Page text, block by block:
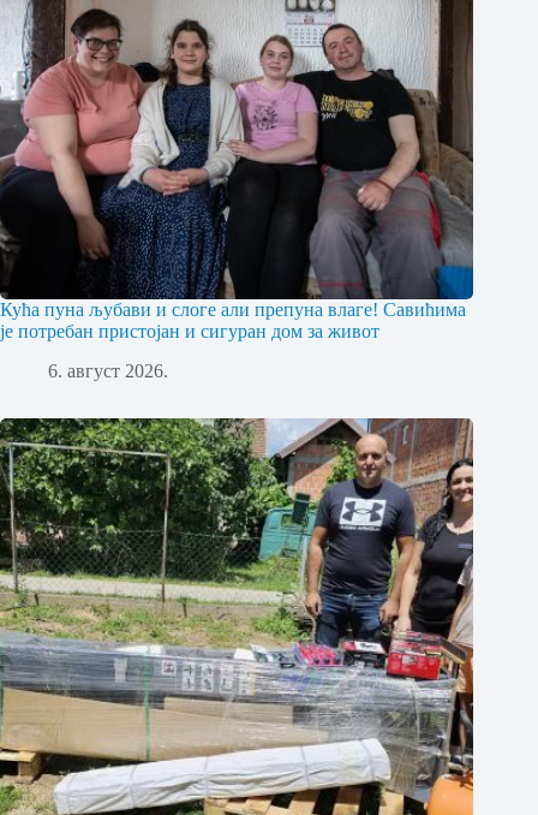
Кућа пуна љубави и слоге али препуна влаге! Савићима
је потребан пристојан и сигуран дом за живот
6. август 2026.